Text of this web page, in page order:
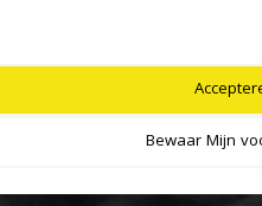
Bewaar Mijn
Stalmatten